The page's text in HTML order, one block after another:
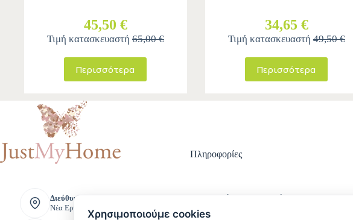
45,50 €
Τιμή κατασκευαστή 65,00 €
Περισσότερα
34,65 €
Τιμή κατασκευαστή49,50 €
Περισσότερα
Διεύθυνση:
Νέα Ερυθραία, Ελλάδα
Πληροφορίες
Τρόποι Πληρωμής
Χρησιμοποιούμε cookies